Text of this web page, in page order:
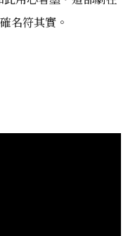
名符其實。